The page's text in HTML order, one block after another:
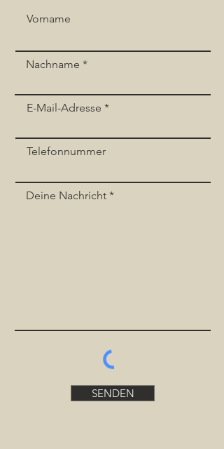
Vorname
Nachname
E-Mail-Adresse
Telefonnummer
Deine Nachricht
SENDEN